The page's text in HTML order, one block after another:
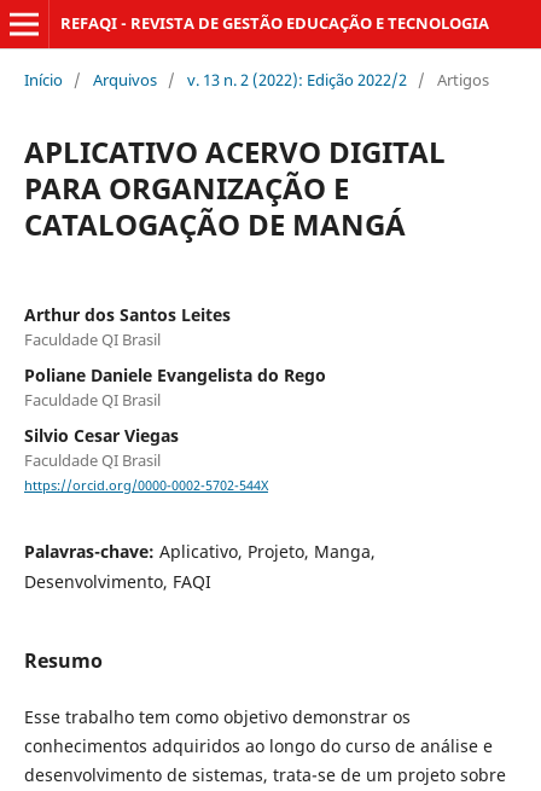
REFAQI - REVISTA DE GESTÃO EDUCAÇÃO E TECNOLOGIA
Início / Arquivos / v. 13 n. 2 (2022): Edição 2022/2 / Artigos
APLICATIVO ACERVO DIGITAL
PARA ORGANIZAÇÃO E
CATALOGAÇÃO DE MANGÁ
Arthur dos Santos Leites
Faculdade QI Brasil
Poliane Daniele Evangelista do Rego
Faculdade QI Brasil
Silvio Cesar Viegas
Faculdade QI Brasil
https://orcid.org/0000-0002-5702-544X
Palavras-chave: Aplicativo, Projeto, Manga,
Desenvolvimento, FAQI
Resumo
Esse trabalho tem como objetivo demonstrar os
conhecimentos adquiridos ao longo do curso de análise e
desenvolvimento de sistemas, trata-se de um projeto sobre